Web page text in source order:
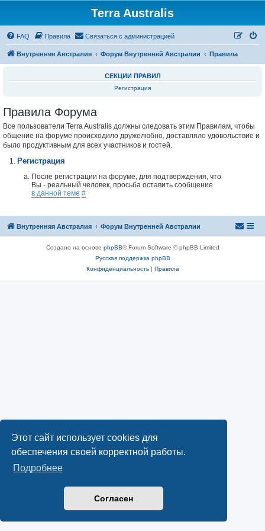
Этот сайт использует cookies для
обеспечения своей корректной работы.
Подробнее
Согласен
Terra Australis
FAQ Правила Связаться с администрацией
Внутренняя Австралия Форум Внутренней Австралии Правила
СЕКЦИИ ПРАВИЛ
Регистрация
Правила Форума
Все пользователи Terra Australis должны следовать этим Правилам, чтобы
общение на форуме происходило дружелюбно, доставляло удовольствие и
было продуктивным для всех участников и гостей.
Регистрация
После регистрации на форуме, для подтверждения, что
Вы - реальный человек, просьба оставить сообщение
в данной теме #
Внутренняя Австралия Форум Внутренней Австралии
Создано на основе phpBB® Forum Software © phpBB Limited
Русская поддержка phpBB
Конфиденциальность| Правила